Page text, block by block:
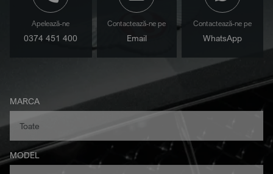
Apelează-ne
0374 451 400
Contactează-ne pe
Email
Contactează-ne pe
WhatsApp
MARCA
MODEL